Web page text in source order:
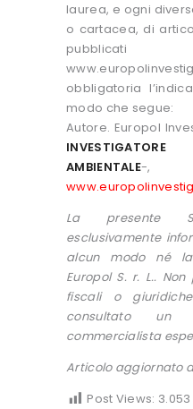
laurea, e ogni
o cartacea, di
obbligatoria
modo che segue:
Autore. Europol
AMBIENTALE-
La presente
esclusivamente
alcun modo né
Europol S. r. L..
fiscali o
consultato
commercialista
Articolo aggiornato
Post Views: 3.053